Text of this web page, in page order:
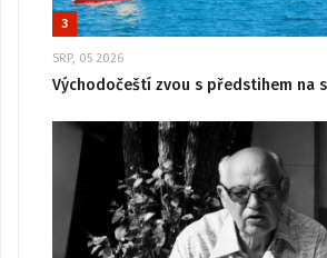
3
SRP, 05 2026
Východočeští zvou s předstihem na